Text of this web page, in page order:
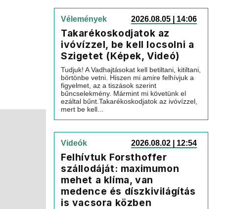
Vélemények 2026.08.05 | 14:06
Takarékoskodjatok az
ivóvízzel, be kell locsolni a
Szigetet (Képek, Videó)
Tudjuk! A Vadhajtásokat kell betiltani, kitiltani,
börtönbe vetni. Hiszen mi amire felhívjuk a
figyelmet, az a tiszások szerint
bűncselekmény. Mármint mi követünk el
ezáltal bűnt.Takarékoskodjatok az ivóvízzel,
mert be kell...
Videók 2026.08.02 | 12:54
Felhívtuk Forsthoffer
szállodáját: maximumon
mehet a klíma, van
medence és díszkivilágítás
is vacsora közben